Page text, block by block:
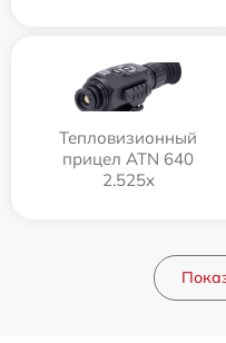
Тепловизионный
прицел ATN 640
2.525x